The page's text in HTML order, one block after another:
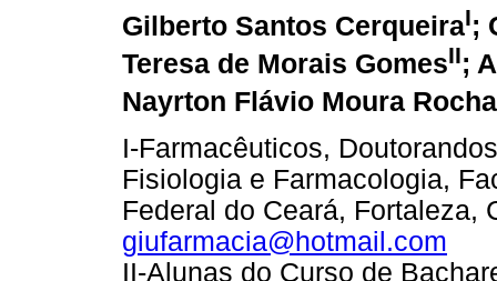
Gilberto Santos CerqueiraI;
Teresa de Morais GomesII;
Nayrton Flávio Moura Rocha
I-Farmacêuticos,
Fisiologia e Farmacologia,
Federal do Ceará, Fortaleza,
giufarmacia@hotmail.com
II-Alunas do Curso de